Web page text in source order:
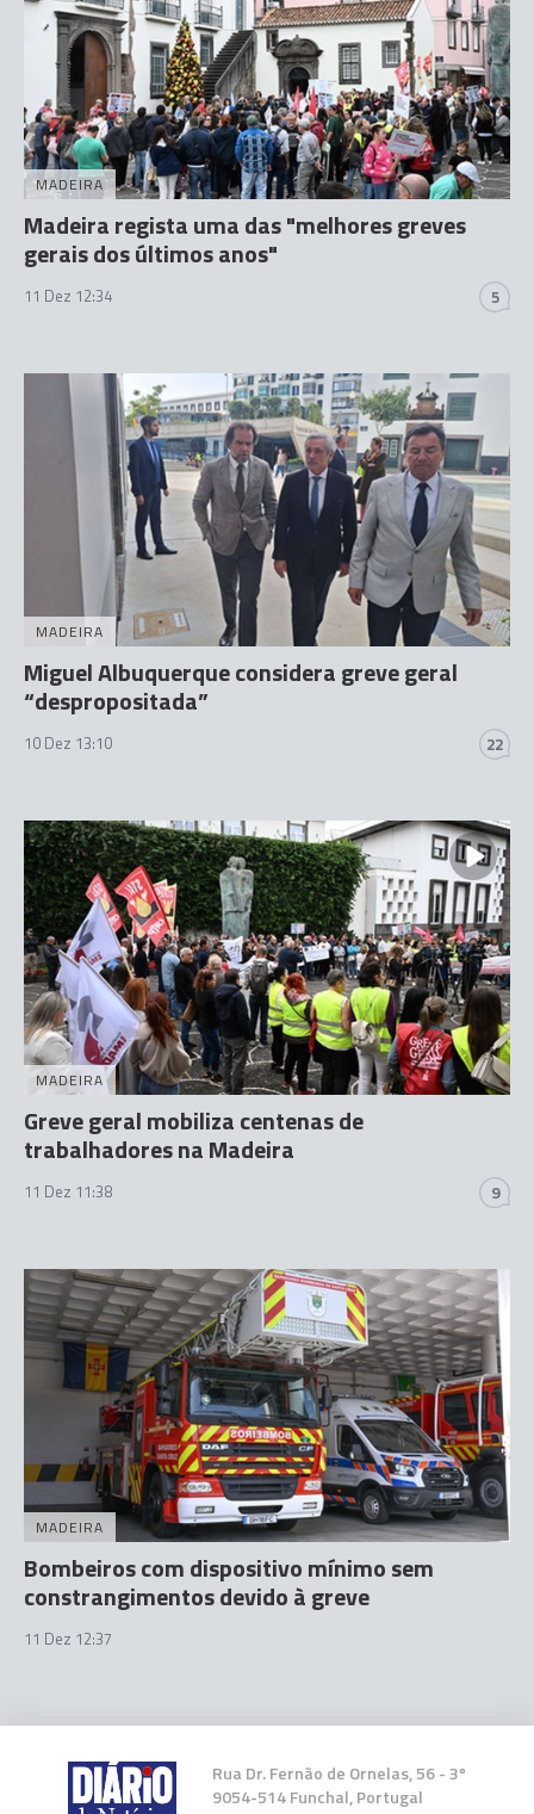
MADEIRA
Madeira regista uma das "melhores greves
gerais dos últimos anos"
11 Dez 12:34 5
MADEIRA
Miguel Albuquerque considera greve geral
“despropositada”
10 Dez 13:10 22
MADEIRA
Greve geral mobiliza centenas de
trabalhadores na Madeira
11 Dez 11:38 9
MADEIRA
Bombeiros com dispositivo mínimo sem
constrangimentos devido à greve
11 Dez 12:37
Rua Dr. Fernão de Ornelas, 56 - 3º
9054-514 Funchal, Portugal